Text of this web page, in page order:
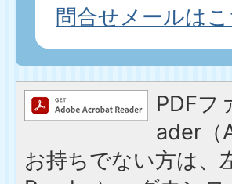
問合せメールは
PDFフ
ader（
お持ちでない方は